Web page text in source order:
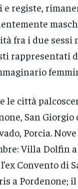
e registe,
fra i due sessi
rappresentati
le città
San
Porcia.
Villa Dolfin
Convento di
a Pordenone;